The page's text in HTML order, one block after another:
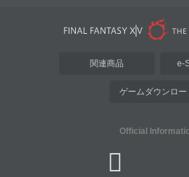
関連商品 e-
ゲームダウンロー
Official